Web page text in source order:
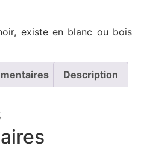
existe en blanc ou bois
Description